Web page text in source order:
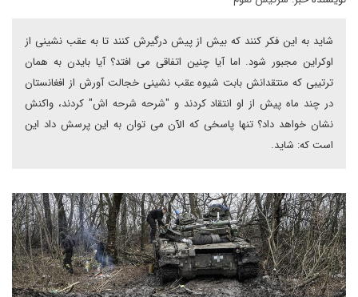
شاید به این فکر کنند که بیش از پیش درگیرش کنند تا به عقب نشینی از
اوکراین مجبور شود. اما آیا چنین اتفاقی می افتد؟ آیا بایدن به همان
ترتیبی که منتقدانش بابت شیوه عقب نشینی خجالت آورش از افغانستان
در چند ماه پیش از او انتقاد کردند و "شرحه شرحه اش" کردند، واکنش
نشان خواهد داد؟ تنها پاسخی که الآن می توان به این پرسش داد این
است که: شاید.